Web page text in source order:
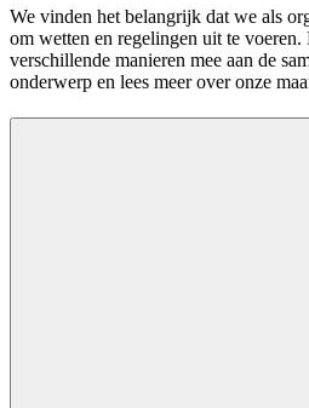
We vinden het belangrijk dat we als
om wetten en regelingen uit te
verschillende manieren mee aan de
onderwerp en lees meer over onze